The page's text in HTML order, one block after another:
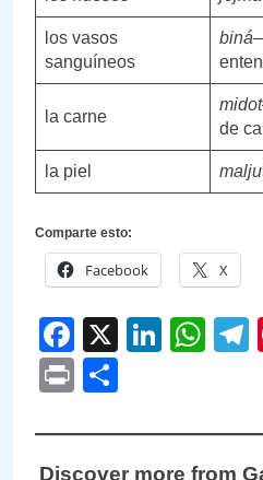
los vasos
sanguíneos
biná
la carne
midot
de
la piel
Comparte esto:
Facebook X
Facebook
X
Print
Discover more from